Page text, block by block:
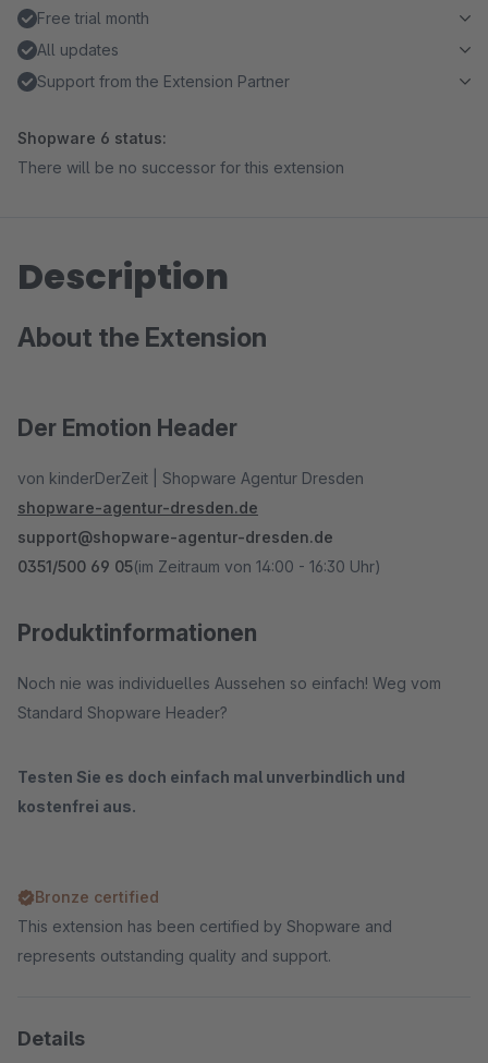
Free trial month
All updates
Support from the Extension Partner
Shopware 6 status:
There will be no successor for this extension
Description
About the Extension
Der Emotion Header
von kinderDerZeit | Shopware Agentur Dresden
shopware-agentur-dresden.de
support@shopware-agentur-dresden.de
0351/500 69 05(im Zeitraum von 14:00 - 16:30 Uhr)
Produktinformationen
Noch nie was individuelles Aussehen so einfach! Weg vom
Standard Shopware Header?
Testen Sie es doch einfach mal unverbindlich und
kostenfrei aus.
Bronze certified
This extension has been certified by Shopware and
represents outstanding quality and support.
Details